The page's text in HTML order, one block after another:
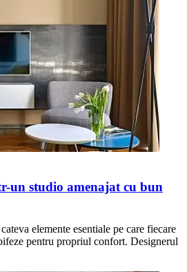
un studio amenajat cu bun
elemente esentiale pe care fiecare
pentru propriul confort. Designerul